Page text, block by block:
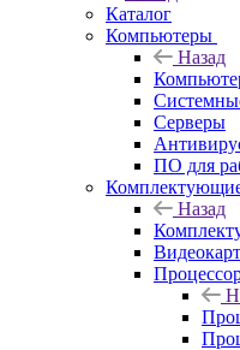
Каталог
Компьютеры
Назад
Серверы
ПО для
Назад